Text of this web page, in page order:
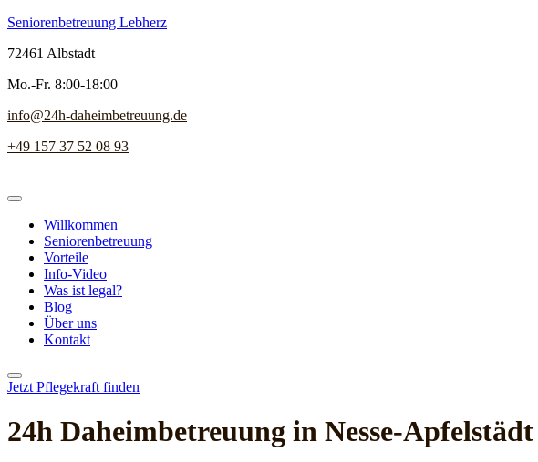
Seniorenbetreuung Lebherz
72461 Albstadt
Mo.-Fr. 8:00-18:00
info@24h-daheimbetreuung.de
+49 157 37 52 08 93
Willkommen
Seniorenbetreuung
Vorteile
Info-Video
Was ist legal?
Blog
Über uns
Kontakt
Jetzt Pflegekraft finden
24h Daheim­betreuung in Nesse-Apfelstädt